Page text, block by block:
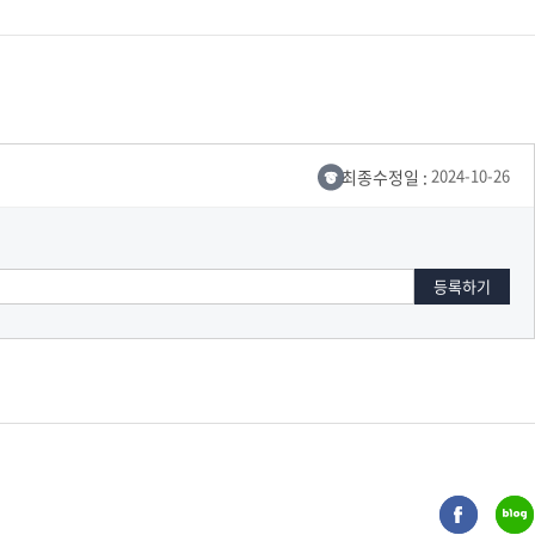
최종수정일 : 2024-10-26